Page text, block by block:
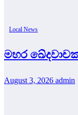
Local News
මහර
August 3, 2026 admin